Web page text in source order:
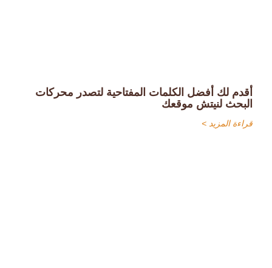
أقدم لك أفضل الكلمات المفتاحية لتصدر محركات
البحث لنيتش موقعك
قراءة المزيد >